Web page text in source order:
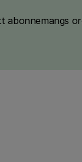
abonnemangs